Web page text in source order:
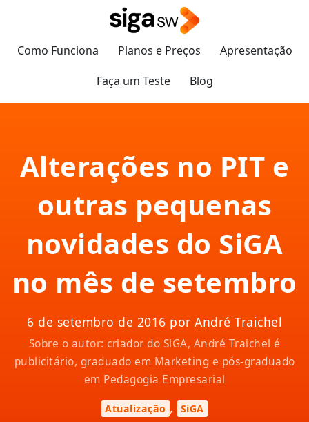
Como Funciona Planos e Preços
Apresentação
Faça um Teste
Blog
Alterações no PIT e
outras pequenas
novidades do SiGA
no mês de setembro
6 de setembro de 2016 por André Traichel
Sobre o autor: criador do SiGA, André Traichel é
publicitário, graduado em Marketing e pós-graduado
em Pedagogia Empresarial
Atualização , SiGA